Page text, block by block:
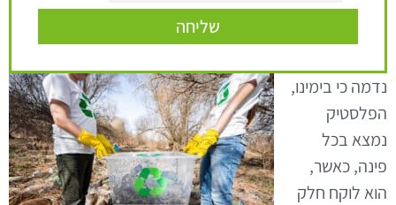
שליחה
נדמה כי בימינו,
הפלסטיק
נמצא בכל
פינה, כאשר,
הוא לוקח חלק